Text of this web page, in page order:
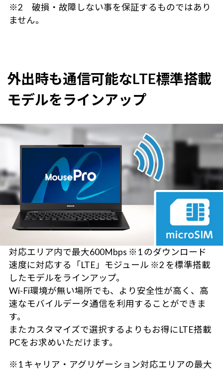
※2 破損・故障しない事を保証するものではあり
ません。
外出時も通信可能なLTE標準搭載
モデルをラインアップ
対応エリア内で最大600Mbps ※1 のダウンロード
速度に対応する「LTE」モジュール ※2 を標準搭載
したモデルをラインアップ。
Wi-Fi環境が無い場所でも、より安全性が高く、高
速なモバイルデータ通信を利用することができま
す。
またカスタマイズで選択するよりもお得にLTE搭載
PCをお求めいただけます。
※1 キャリア・アグリゲーション対応エリアの最大